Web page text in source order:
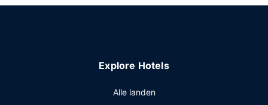
Explore Hotels
Alle landen